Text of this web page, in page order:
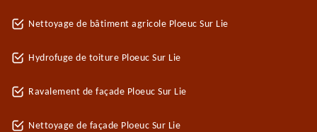
Nettoyage de bâtiment agricole Ploeuc Sur Lie
Hydrofuge de toiture Ploeuc Sur Lie
Ravalement de façade Ploeuc Sur Lie
Nettoyage de façade Ploeuc Sur Lie